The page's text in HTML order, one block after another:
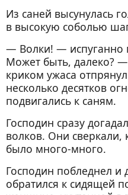
Глава VII. Голос
раскрывается
Глава VIII.
поручение
Глава IX. Ни
Глава X. В
Глава XI.
неожиданностью
Глава XII.
добрым сердцем
Глава XIII. В
Пиршество. — Из
Из саней высунулась
в высокую соболью
— Волки! — испуганно
Может быть, далеко?
криком ужаса
несколько десятков
подвигались к саням.
Господин сразу
волков. Они
было много-много.
Господин побледнел
обратился к сидящей